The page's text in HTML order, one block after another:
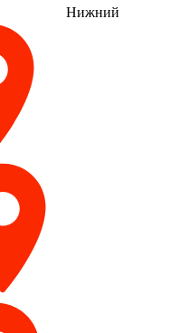
Нижний